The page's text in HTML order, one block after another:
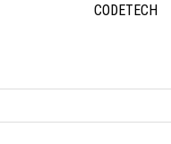
CODETECH